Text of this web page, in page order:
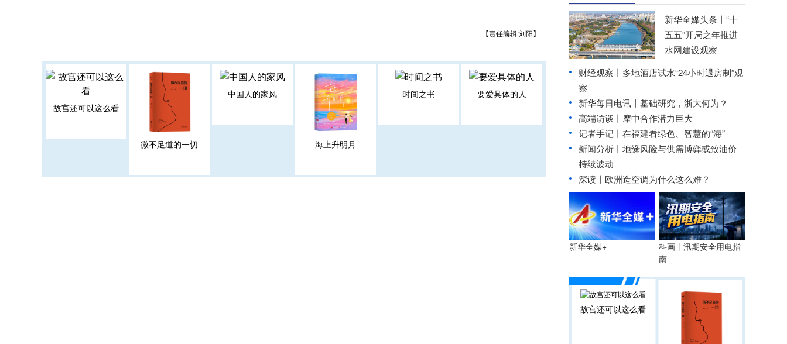
【责任编辑:刘阳】
故宫还可以这么看
微不足道的一切
中国人的家风
海上升明月
时间之书 要爱具体的人
新华全媒头条丨 “十
五五”开局之年推进
水网建设观察
财经观察丨 多地酒店试水“24小时退房制”观
察
新华每日电讯丨 基础研究，浙大何为？
高端访谈丨摩中合作潜力巨大
记者手记丨在福建看绿色、智慧的“海”
新闻分析丨地缘风险与供需博弈或致油价
持续波动
深读丨欧洲造空调为什么这么难？
新华全媒+
科画丨汛期安全用电指
南
故宫还可以这么看